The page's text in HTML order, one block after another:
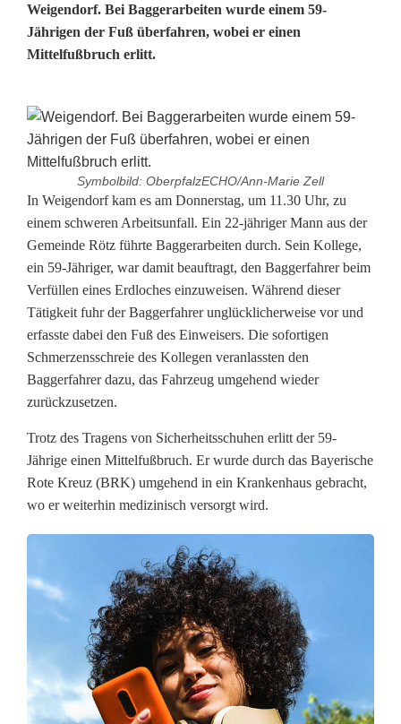
Weigendorf. Bei Baggerarbeiten wurde einem 59-
Jährigen der Fuß überfahren, wobei er einen
Mittelfußbruch erlitt.
Symbolbild: OberpfalzECHO/Ann-Marie Zell
A
r
b
e
i
t
s
u
n
f
a
l
i
n
W
In Weigendorf kam es am Donnerstag, um 11.30 Uhr, zu
einem schweren Arbeitsunfall. Ein 22-jähriger Mann aus der
Gemeinde Rötz führte Baggerarbeiten durch. Sein Kollege,
ein 59-Jähriger, war damit beauftragt, den Baggerfahrer beim
Verfüllen eines Erdloches einzuweisen. Während dieser
Tätigkeit fuhr der Baggerfahrer unglücklicherweise vor und
erfasste dabei den Fuß des Einweisers. Die sofortigen
Schmerzensschreie des Kollegen veranlassten den
Baggerfahrer dazu, das Fahrzeug umgehend wieder
zurückzusetzen.
Trotz des Tragens von Sicherheitsschuhen erlitt der 59-
Jährige einen Mittelfußbruch. Er wurde durch das Bayerische
Rote Kreuz (BRK) umgehend in ein Krankenhaus gebracht,
wo er weiterhin medizinisch versorgt wird.